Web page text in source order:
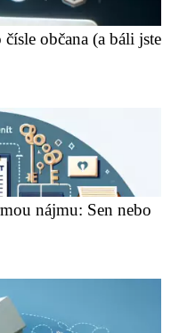
občana (a báli jste
nájmu: Sen nebo